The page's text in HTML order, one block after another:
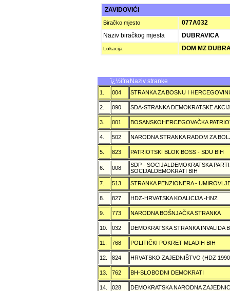
ZAVIDOVIĆI
Biračko mjesto
077A032
Naziv biračkog mjesta
DUBRAVICA
Lokacija DOM MZ
ï¿½ifra Naziv stranke
1. 004 STRANKA ZA BOSNU I
2. 090 SDA-STRANKA DEMOKRATSKE
3. 001 BOSANSKOHERCEGOVAČKA
4. 502 NARODNA STRANKA RADOM ZA
5. 823 PATRIOTSKI BLOK BOSS - SDU BIH
6. 008
SDP - SOCIJALDEMOKRATSKA
SOCIJALDEMOKRATI BIH
7.
513 STRANKA PENZIONERA -
8. 827 HDZ-HRVATSKA KOALICIJA -HNZ
9. 773 NARODNA BOŠNJAČKA STRANKA
10. 032 DEMOKRATSKA STRANKA INVALIDA
11. 768 POLITIČKI POKRET MLADIH BIH
12. 824 HRVATSKO ZAJEDNIŠTVO (HDZ
13. 762 BH-SLOBODNI DEMOKRATI
14. 028 DEMOKRATSKA NARODNA